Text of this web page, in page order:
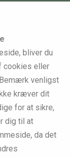
bliver du
cookies eller
venligst
kræver dit
for at sikre,
dig til at
da det